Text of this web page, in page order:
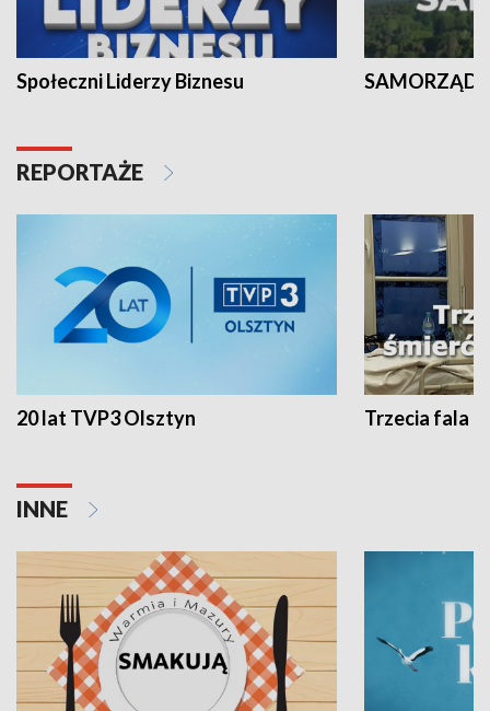
Społeczni Liderzy Biznesu SAMORZĄD
REPORTAŻE
20 lat TVP3 Olsztyn Trzecia fala -
INNE